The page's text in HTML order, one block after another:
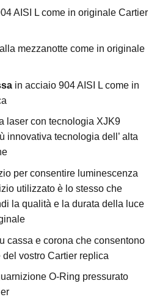
AISI L come in originale Cartier
mezzanotte come in originale
in acciaio 904 AISI L come in
laser con tecnologia XJK9
innovativa tecnologia dell’ alta
per consentire luminescenza
utilizzato è lo stesso che
la qualità e la durata della luce
cassa e corona che consentono
vostro Cartier replica
O-Ring pressurato